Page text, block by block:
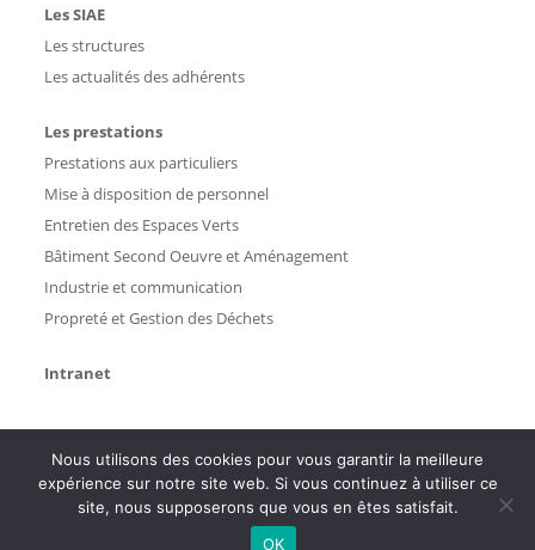
Les SIAE
Les structures
Les actualités des adhérents
Les prestations
Prestations aux particuliers
Mise à disposition de personnel
Entretien des Espaces Verts
Bâtiment Second Oeuvre et Aménagement
Industrie et communication
Propreté et Gestion des Déchets
Intranet
Nous utilisons des cookies pour vous garantir la meilleure
expérience sur notre site web. Si vous continuez à utiliser ce
site, nous supposerons que vous en êtes satisfait.
OK